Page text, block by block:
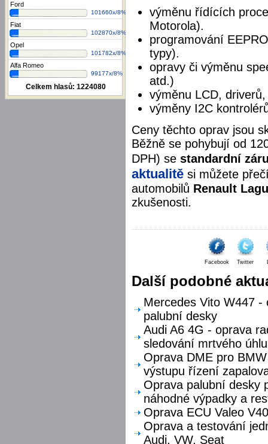
Ford
101660x/8%
Fiat
102870x/8%
Opel
101782x/8%
Alfa Romeo
99177x/8%
Celkem hlasů: 1224080
výměnu řídících
Motorola).
programování
typy).
opravy či výměnu
atd.)
výměnu LCD,
výměny I2C
Ceny těchto oprav jsou
Běžně se pohybují od
DPH) se standardní
aktualitě si můžete
automobilů Renault
zkušenosti.
Facebook Twitter
Další podobné
Mercedes Vito W447
palubní desky
Audi A6 4G - oprava
sledování mrtvého úhlu
Oprava DME pro
výstupu řízení
Oprava palubní desky
náhodné výpadky a
Oprava ECU Valeo
Oprava a testování
Audi, VW, Seat